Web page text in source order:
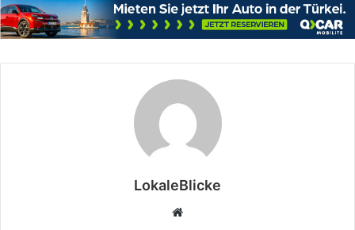
LokaleBlicke
Webseite